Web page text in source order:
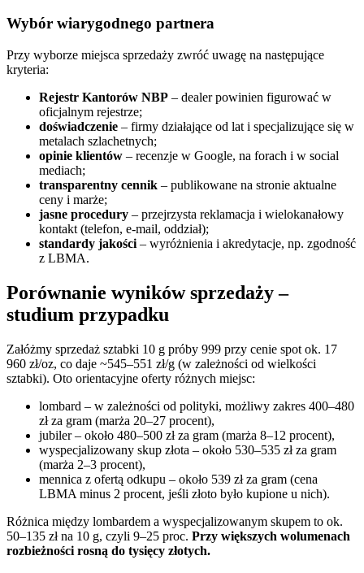
Wybór wiarygodnego partnera
Przy wyborze miejsca sprzedaży zwróć uwagę na następujące
kryteria:
Rejestr Kantorów NBP – dealer powinien figurować w
oficjalnym rejestrze;
doświadczenie – firmy działające od lat i specjalizujące się w
metalach szlachetnych;
opinie klientów – recenzje w Google, na forach i w social
mediach;
transparentny cennik – publikowane na stronie aktualne
ceny i marże;
jasne procedury – przejrzysta reklamacja i wielokanałowy
kontakt (telefon, e‑mail, oddział);
standardy jakości – wyróżnienia i akredytacje, np. zgodność
z LBMA.
Porównanie wyników sprzedaży –
studium przypadku
Załóżmy sprzedaż sztabki 10 g próby 999 przy cenie spot ok. 17
960 zł/oz, co daje ~545–551 zł/g (w zależności od wielkości
sztabki). Oto orientacyjne oferty różnych miejsc:
lombard – w zależności od polityki, możliwy zakres 400–480
zł za gram (marża 20–27 procent),
jubiler – około 480–500 zł za gram (marża 8–12 procent),
wyspecjalizowany skup złota – około 530–535 zł za gram
(marża 2–3 procent),
mennica z ofertą odkupu – około 539 zł za gram (cena
LBMA minus 2 procent, jeśli złoto było kupione u nich).
Różnica między lombardem a wyspecjalizowanym skupem to ok.
50–135 zł na 10 g, czyli 9–25 proc. Przy większych wolumenach
rozbieżności rosną do tysięcy złotych.